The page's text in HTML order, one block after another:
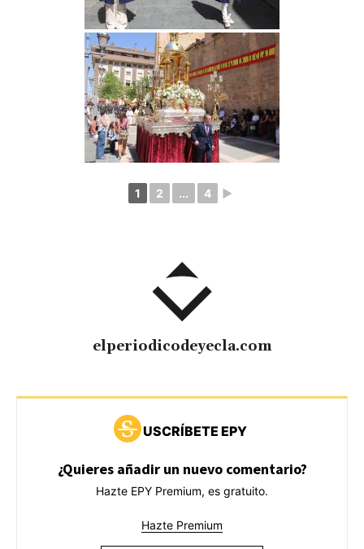
1 2 ... 4 ►
elperiodicodeyecla.com
USCRÍBETE EPY
¿Quieres añadir un nuevo comentario?
Hazte EPY Premium, es gratuito.
Hazte Premium